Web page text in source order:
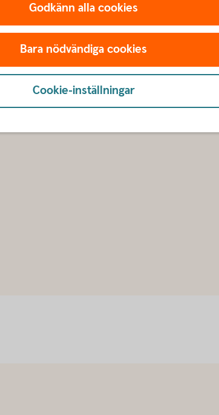
Godkänn alla cookies
Bara nödvändiga cookies
Cookie-inställningar